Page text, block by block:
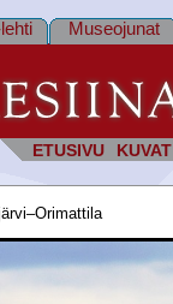
ETUSIVU KUVAT
Museojunat